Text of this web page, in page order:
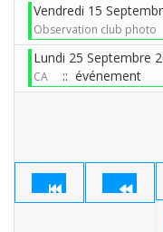
Vendredi 15
Observation club photo
Lundi 25 Septembre
CA :: événement